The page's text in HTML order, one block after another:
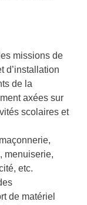
missions de
d’installation
de la
axées sur
scolaires et
menuiserie,
etc.
de matériel